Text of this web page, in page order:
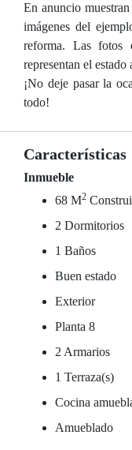
En anuncio
imágenes del
reforma. Las fotos
representan el
¡No deje pasar la
todo!
Características
Inmueble
68 M2
2 Dormitorios
1 Baños
Buen estado
Exterior
Planta 8
2 Armarios
1 Terraza(s)
Cocina
Amueblado